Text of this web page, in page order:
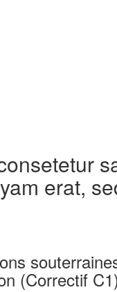
erat,
(Correctif